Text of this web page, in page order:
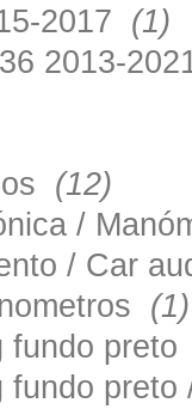
2017 (1)
2013-
(12)
/
/ Car
(1)
fundo preto
fundo